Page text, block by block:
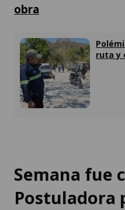
obra
ruta y
Semana fue
Postuladora